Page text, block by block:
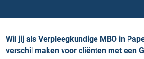
Wil jij als Verpleegkundige MBO in
verschil maken voor cliënten met een